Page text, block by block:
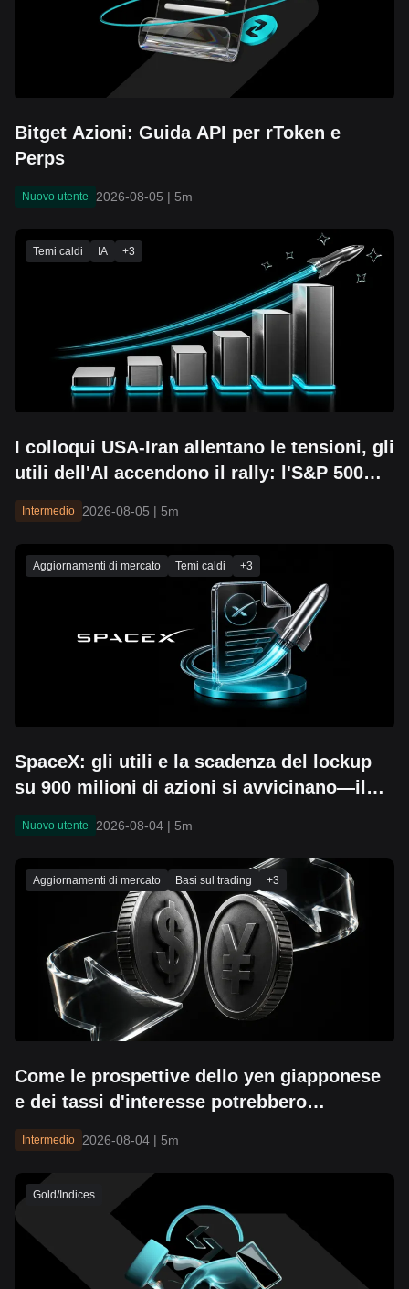
Bitget Azioni: Guida API per rToken e
Perps
Nuovo utente 2026-08-05 | 5m
Temi caldi IA +3
I colloqui USA-Iran allentano le tensioni, gli
utili dell'AI accendono il rally: l'S&P 500
supera i 7700 punti e tocca un nuovo
massimo storico
Intermedio 2026-08-05 | 5m
Aggiornamenti di mercato Temi caldi +3
SpaceX: gli utili e la scadenza del lockup
su 900 milioni di azioni si avvicinano—il
Nuovo utente 2026-08-04 | 5m
Aggiornamenti di mercato Basi sul trading +3
Come le prospettive dello yen giapponese
e dei tassi d'interesse potrebbero
influenzare i rendimenti dei Treasury
statunitensi e i mercati azionari
Intermedio 2026-08-04 | 5m
Gold/Indices